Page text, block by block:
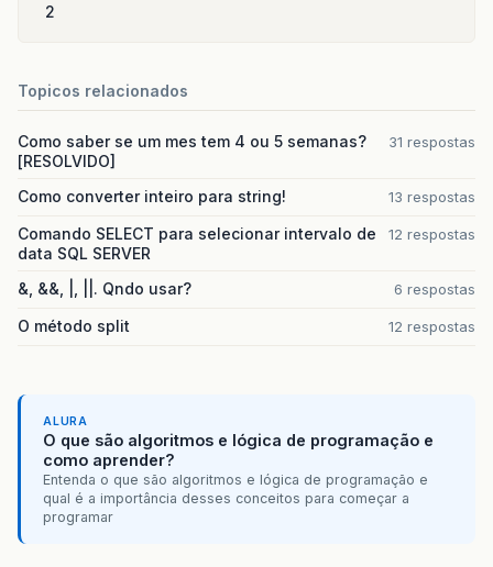
2
Topicos relacionados
Como saber se um mes tem 4 ou 5 semanas?
[RESOLVIDO]
31 respostas
Como converter inteiro para string! 13 respostas
Comando SELECT para selecionar intervalo de
data SQL SERVER
12 respostas
&, &&, |, ||. Qndo usar? 6 respostas
O método split 12 respostas
ALURA
O que são algoritmos e lógica de programação e
como aprender?
Entenda o que são algoritmos e lógica de programação e
qual é a importância desses conceitos para começar a
programar